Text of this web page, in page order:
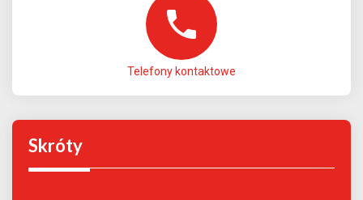
Telefony kontaktowe
Skróty